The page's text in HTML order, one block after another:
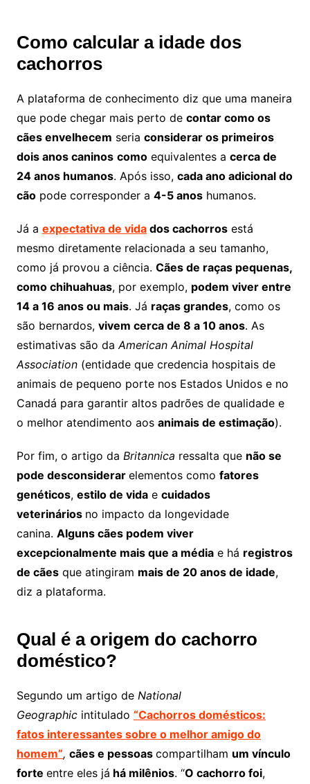
Como calcular a idade dos
cachorros
A plataforma de conhecimento diz que uma maneira
que pode chegar mais perto de contar como os
cães envelhecem seria considerar os primeiros
dois anos caninos comoequivalentes a cerca de
24 anos humanos. Após isso, cada ano adicional do
cãopode corresponder a 4-5 anoshumanos.
Já a expectativa de vidados cachorrosestá
mesmo diretamente relacionada a seu tamanho,
como já provou a ciência. Cães de raças pequenas,
como chihuahuas, por exemplo, podem viver entre
14 a 16 anos ou mais. Já raças grandes, como os
são bernardos, vivem cerca de 8 a 10 anos. As
estimativas são da American Animal Hospital
Association (entidade que credencia hospitais de
animais de pequeno porte nos Estados Unidos e no
Canadá para garantir altos padrões de qualidade e
o melhor atendimento aos animais de estimação).
Por fim, o artigo da Britannica ressalta que não se
pode desconsiderar elementos como fatores
genéticos, estilo de vidae cuidados
veterinários no impacto da longevidade
canina. Alguns cães podem viver
excepcionalmente mais que a médiae há registros
de cãesque atingiram mais de 20 anos de idade,
diz a plataforma.
Qual é a origem do cachorro
doméstico?
Segundo um artigo de National
Geographic intitulado “Cachorros domésticos:
fatos interessantes sobre o melhor amigo do
homem”, cães e pessoas compartilham um vínculo
forte entre eles já há milênios. “O cachorro foi,